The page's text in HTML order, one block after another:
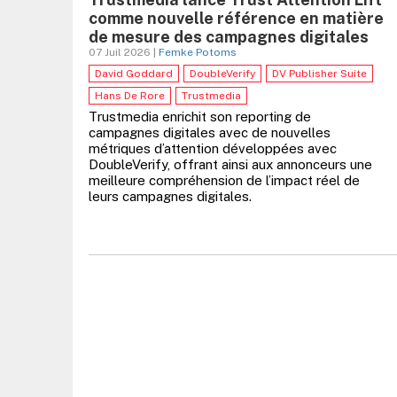
comme nouvelle référence en matière
de mesure des campagnes digitales
07 Juil 2026 | Femke Potoms
David Goddard
DoubleVerify
DV Publisher Suite
Hans De Rore
Trustmedia
Trustmedia enrichit son reporting de
campagnes digitales avec de nouvelles
métriques d’attention développées avec
DoubleVerify, offrant ainsi aux annonceurs une
meilleure compréhension de l’impact réel de
leurs campagnes digitales.